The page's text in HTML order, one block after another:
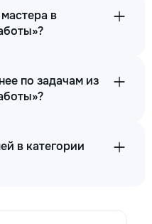
в
по задачам из
в категории